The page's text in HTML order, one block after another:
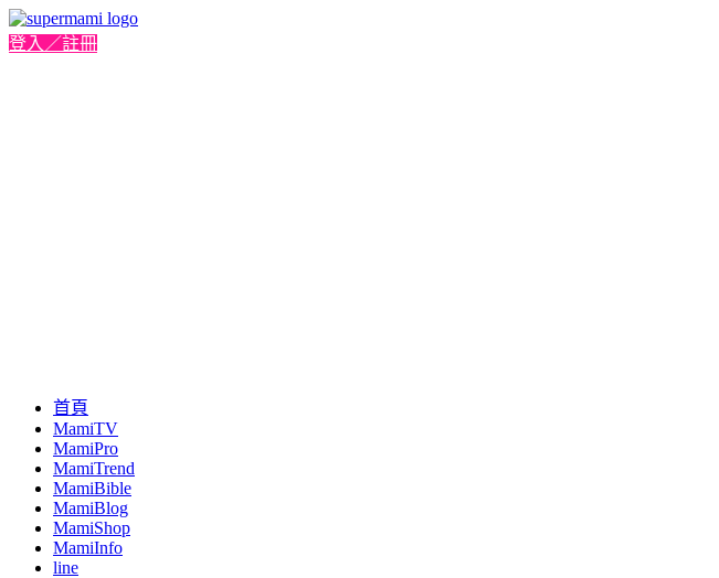
登入／註冊
首頁
MamiTV
MamiPro
MamiTrend
MamiBible
MamiBlog
MamiShop
MamiInfo
line